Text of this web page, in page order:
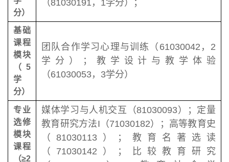
分）
（81030191，1学分）；
基础
课程
模块
（ 5
学
分）
团队合作学习心理与训练（61030042，2
学分）；教学设计与教学体验
（61030053，3学分）
专业
选修
模块
课程
（≥2
媒体学习与人机交互（81030093）；定量
教育研究方法I（71030182）；高等教育史
（81030113）；教育名著选读
（71030142）；比较教育研究